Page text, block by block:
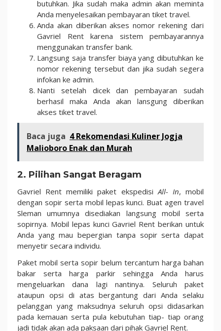
butuhkan. Jika sudah maka admin akan meminta
Anda menyelesaikan pembayaran tiket travel.
Anda akan diberikan akses nomor rekening dari
Gavriel Rent karena sistem pembayarannya
menggunakan transfer bank.
Langsung saja transfer biaya yang dibutuhkan ke
nomor rekening tersebut dan jika sudah segera
infokan ke admin.
Nanti setelah dicek dan pembayaran sudah
berhasil maka Anda akan lansgung diberikan
akses tiket travel.
Baca juga 4 Rekomendasi Kuliner Jogja
Malioboro Enak dan Murah
2. Pilihan Sangat Beragam
Gavriel Rent memiliki paket ekspedisiAll- In, mobil
dengan sopir serta mobil lepas kunci. Buat agen travel
Sleman umumnya disediakan langsung mobil serta
sopirnya. Mobil lepas kunci Gavriel Rent berikan untuk
Anda yang mau bepergian tanpa sopir serta dapat
menyetir secara individu.
Paket mobil serta sopir belum tercantum harga bahan
bakar serta harga parkir sehingga Anda harus
mengeluarkan dana lagi nantinya. Seluruh paket
ataupun opsi di atas bergantung dari Anda selaku
pelanggan yang maksudnya seluruh opsi didasarkan
pada kemauan serta pula kebutuhan tiap- tiap orang
jadi tidak akan ada paksaan dari pihak Gavriel Rent.